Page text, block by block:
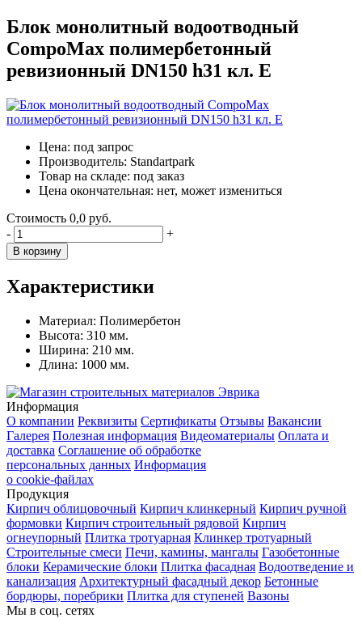
Блок монолитный водоотводный
CompoMax полимербетонный
ревизионный DN150 h31 кл. E
Цена: под запрос
Производитель: Standartpark
Товар на складе: под заказ
Цена окончательная: нет, может измениться
Стоимость 0,0 руб.
-
+
В корзину
Характеристики
Материал: Полимербетон
Высота: 310 мм.
Ширина: 210 мм.
Длина: 1000 мм.
Информация
О компании Реквизиты Сертификаты Отзывы Вакансии
Галерея Полезная информация Видеоматериалы Оплата и
доставка Соглашение об обработке
персональных данных Информация
о cookie-файлах
Продукция
Кирпич облицовочный Кирпич клинкерный Кирпич ручной
формовки Кирпич строительный рядовой Кирпич
огнеупорный Плитка тротуарная Клинкер тротуарный
Строительные смеси Печи, камины, мангалы Газобетонные
блоки Керамические блоки Плитка фасадная Водоотведение и
канализация Архитектурный фасадный декор Бетонные
бордюры, поребрики Плитка для ступеней Вазоны
Мы в соц. сетях